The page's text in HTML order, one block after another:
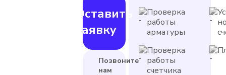
Проверка
работы
арматуры
Проверка
работы
счетчика
Оставить
заявку
Позвоните
нам